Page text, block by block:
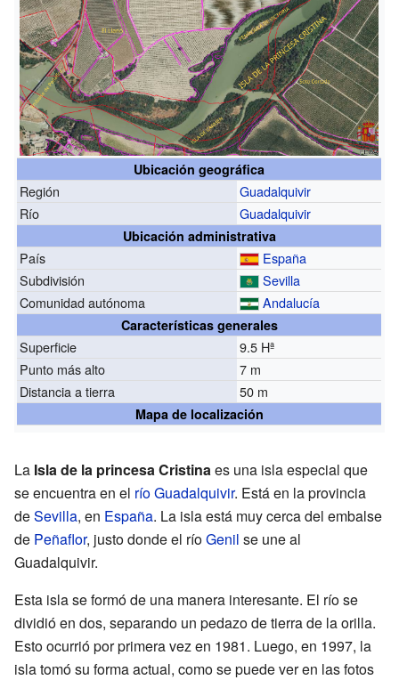
Ubicación geográfica
Región
Guadalquivir
Río
Guadalquivir
Ubicación administrativa
País
España
Subdivisión
Sevilla
Comunidad autónoma
Andalucía
Características generales
Superficie
9.5 Hª
Punto más alto
7 m
Distancia a tierra
50 m
Mapa de localización
La Isla de la princesa Cristinaes una isla especial que
se encuentra en el río Guadalquivir. Está en la provincia
deSevilla, en España. La isla está muy cerca del embalse
de Peñaflor, justo donde el ríoGenil se une al
Guadalquivir.
Esta isla se formó de una manera interesante. El río se
dividió en dos, separando un pedazo de tierra de la orilla.
Esto ocurrió por primera vez en 1981. Luego, en 1997, la
isla tomó su forma actual, como se puede ver en las fotos